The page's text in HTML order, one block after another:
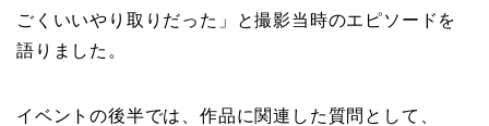
ごくいいやり取りだった」と撮影当時のエピソードを
語りました。
イベントの後半では、作品に関連した質問として、